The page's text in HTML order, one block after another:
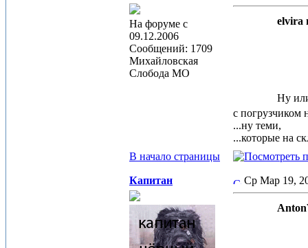
На форуме с
09.12.2006
Сообщений: 1709
Михайловская
Слобода МО
elvira
Ну
с погрузчиком
...ну теми,
...которые на
В начало страницы
Капитан Ср Мар 19,